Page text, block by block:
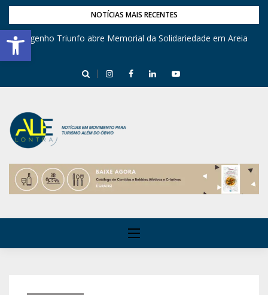
Barra de Ferramentas Aberta
NOTÍCIAS MAIS RECENTES
Engenho Triunfo abre Memorial da Solidariedade em Areia